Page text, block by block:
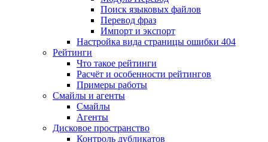
Поиск языковых файлов
Перевод фраз
Импорт и экспорт
Настройка вида страницы ошибки 404
Рейтинги
Что такое рейтинги
Расчёт и особенности рейтингов
Примеры работы
Смайлы и агенты
Смайлы
Агенты
Дисковое пространство
Контроль дубликатов